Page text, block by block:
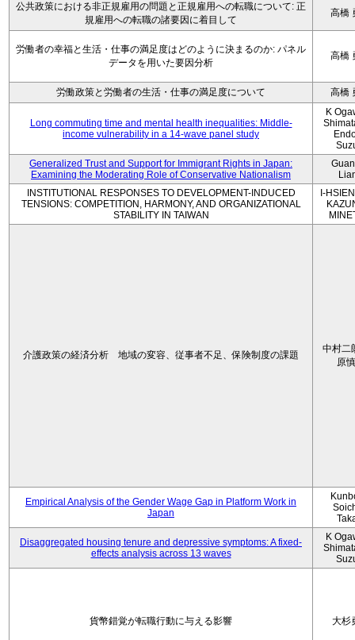
公共政策における非正規雇用の問題と正規雇用への転職について: 正
規雇用への転職の諸要因に着目して
高橋
労働者の幸福と生活・仕事の満足度はどのように決まるのか: パネル
データを用いた要因分析
高橋
労働政策と労働者の生活・仕事の満足度について 高橋
Long commuting time and mental health inequalities: Middle-
income vulnerability in a 14-wave panel study
K
Generalized Trust and Support for Immigrant Rights in Japan:
Examining the Moderating Role of Conservative Nationalism
INSTITUTIONAL RESPONSES TO DEVELOPMENT-INDUCED
TENSIONS: COMPETITION, HARMONY, AND ORGANIZATIONAL
STABILITY IN TAIWAN
I-
介護政策の経済分析 地域の変容、従事者不足、保険制度の課題
中村二
原
Empirical Analysis of the Gender Wage Gap in Platform Work in
Japan
Disaggregated housing tenure and depressive symptoms: A fixed-
effects analysis across 13 waves
K
貨幣錯覚が転職行動に与える影響 大杉